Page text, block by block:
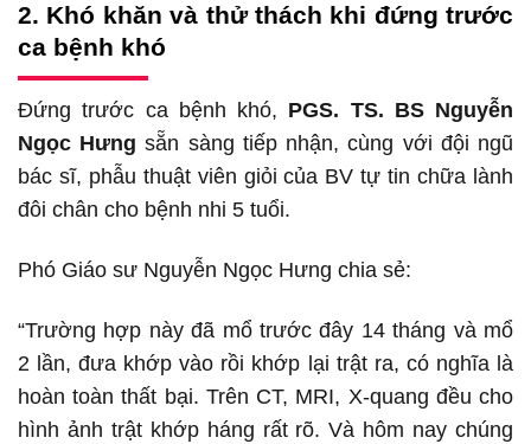
2. Khó khăn và thử thách khi đứng trước
ca bệnh khó
Đứng trước ca bệnh khó, PGS. TS. BS Nguyễn
Ngọc Hưng sẵn sàng tiếp nhận, cùng với đội ngũ
bác sĩ, phẫu thuật viên giỏi của BV tự tin chữa lành
đôi chân cho bệnh nhi 5 tuổi.
Phó Giáo sư Nguyễn Ngọc Hưng chia sẻ:
“Trường hợp này đã mổ trước đây 14 tháng và mổ
2 lần, đưa khớp vào rồi khớp lại trật ra, có nghĩa là
hoàn toàn thất bại. Trên CT, MRI, X-quang đều cho
hình ảnh trật khớp háng rất rõ. Và hôm nay chúng